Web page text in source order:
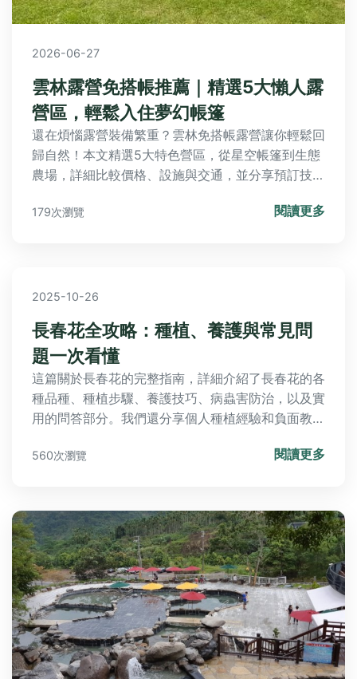
2026-06-27
雲林露營免搭帳推薦｜精選5大懶人露
營區，輕鬆入住夢幻帳篷
還在煩惱露營裝備繁重？雲林免搭帳露營讓你輕鬆回
歸自然！本文精選5大特色營區，從星空帳篷到生態
農場，詳細比較價格、設施與交通，並分享預訂技巧
179次瀏覽 閱讀更多
2025-10-26
長春花全攻略：種植、養護與常見問
題一次看懂
這篇關於長春花的完整指南，詳細介紹了長春花的各
種品種、種植步驟、養護技巧、病蟲害防治，以及實
用的問答部分。我們還分享個人種植經驗和負面教
或室內種植長春花，都能找到實用資訊，讓您的長春
560次瀏覽 閱讀更多